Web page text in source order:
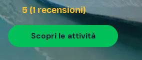
5 (1 recensioni)
Scopri le attività